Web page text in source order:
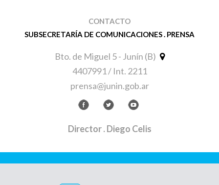
CONTACTO
SUBSECRETARÍA DE COMUNICACIONES . PRENSA
Bto. de Miguel 5 - Junín (B)
4407991 / Int. 2211
prensa@junin.gob.ar
Director. Diego Celis